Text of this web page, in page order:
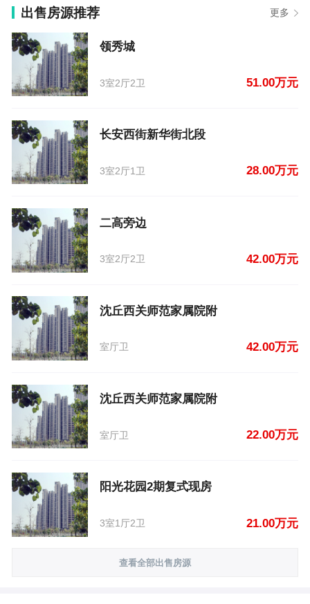
【谢文林】发布了【院】的租房信息
【孙女士】发布了【新一高对面】的租房信息
【孙女士】发布了【新一高】的租房信息
中华人民共和国城乡规划法
中华人民共和国继承法
中华人民共和国税收征收管理法
出售房源推荐 更多
领秀城
3室2厅2卫 51.00万元
长安西街新华街北段
3室2厅1卫 28.00万元
二高旁边
3室2厅2卫 42.00万元
沈丘西关师范家属院附
室厅卫 42.00万元
沈丘西关师范家属院附
室厅卫 22.00万元
阳光花园2期复式现房
3室1厅2卫 21.00万元
查看全部出售房源